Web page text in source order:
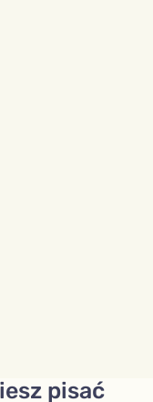
pisać